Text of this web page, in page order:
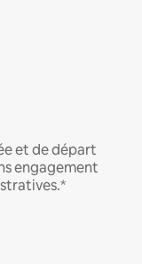
et de départ
engagement